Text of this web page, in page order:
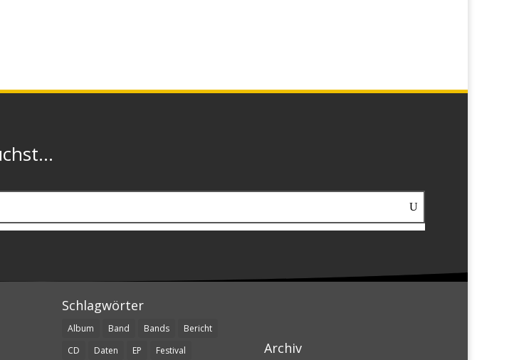
Schlagwörter
Album Band Bands
Bericht
CD
Daten EP
Festival
Archiv